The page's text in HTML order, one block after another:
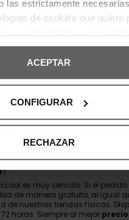
las estrictamente
de cookies que quiere
ACEPTAR
CONFIGURAR
RECHAZAR
BLANCA HOMBRE
69,90 €
favoritas. Tanto si busca
tenemos lo que necesit
dispones de una amplia
camisas de invierno
es muy sencillo. Si el
de manera gratuita, al igual
de nuestras tiendas físicas.
horas. Siempre al mejor precio